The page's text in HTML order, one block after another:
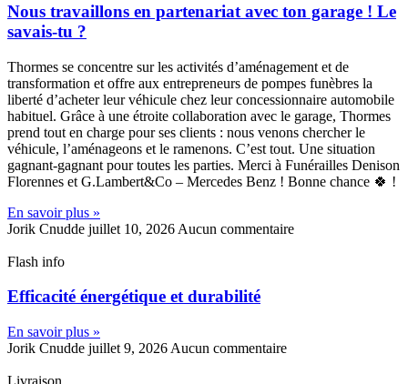
Nous travaillons en partenariat avec ton garage ! Le
savais-tu ?
Thormes se concentre sur les activités d’aménagement et de
transformation et offre aux entrepreneurs de pompes funèbres la
liberté d’acheter leur véhicule chez leur concessionnaire automobile
habituel. Grâce à une étroite collaboration avec le garage, Thormes
prend tout en charge pour ses clients : nous venons chercher le
véhicule, l’aménageons et le ramenons. C’est tout. Une situation
gagnant-gagnant pour toutes les parties. Merci à Funérailles Denison
Florennes et G.Lambert&Co – Mercedes Benz ! Bonne chance 🍀 !
En savoir plus »
Jorik Cnudde juillet 10, 2026 Aucun commentaire
Flash info
Efficacité énergétique et durabilité
En savoir plus »
Jorik Cnudde juillet 9, 2026 Aucun commentaire